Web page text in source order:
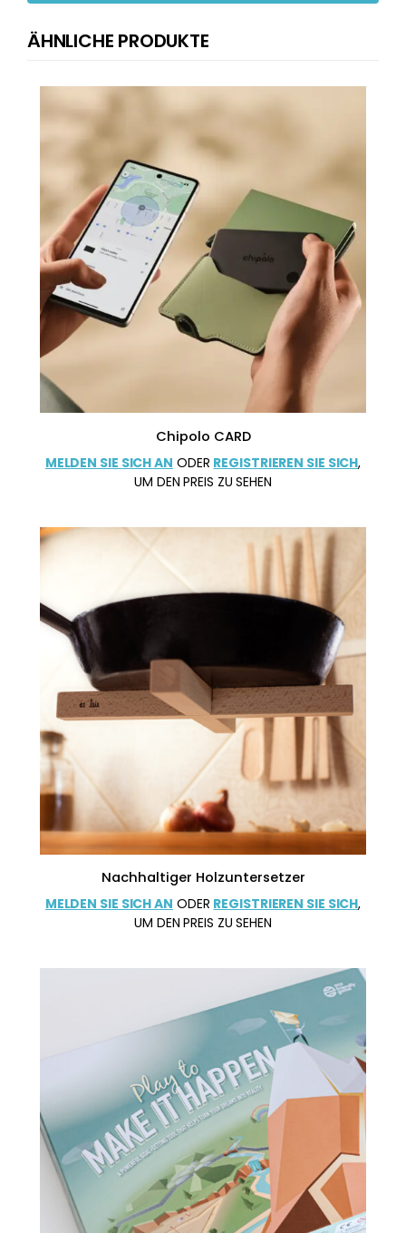
ÄHNLICHE PRODUKTE
Chipolo CARD
MELDEN SIE SICH AN ODER REGISTRIEREN SIE SICH,
UM DEN PREIS ZU SEHEN
Nachhaltiger Holzuntersetzer
MELDEN SIE SICH AN ODER REGISTRIEREN SIE SICH,
UM DEN PREIS ZU SEHEN